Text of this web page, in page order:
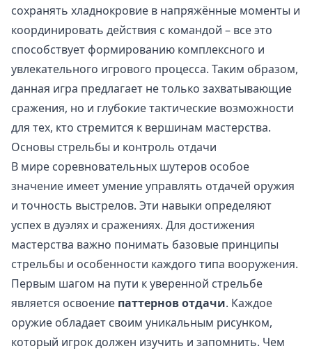
сохранять хладнокровие в напряжённые моменты и
координировать действия с командой – все это
способствует формированию комплексного и
увлекательного игрового процесса. Таким образом,
данная игра предлагает не только захватывающие
сражения, но и глубокие тактические возможности
для тех, кто стремится к вершинам мастерства.
Основы стрельбы и контроль отдачи
В мире соревновательных шутеров особое
значение имеет умение управлять отдачей оружия
и точность выстрелов. Эти навыки определяют
успех в дуэлях и сражениях. Для достижения
мастерства важно понимать базовые принципы
стрельбы и особенности каждого типа вооружения.
Первым шагом на пути к уверенной стрельбе
является освоение паттернов отдачи. Каждое
оружие обладает своим уникальным рисунком,
который игрок должен изучить и запомнить. Чем